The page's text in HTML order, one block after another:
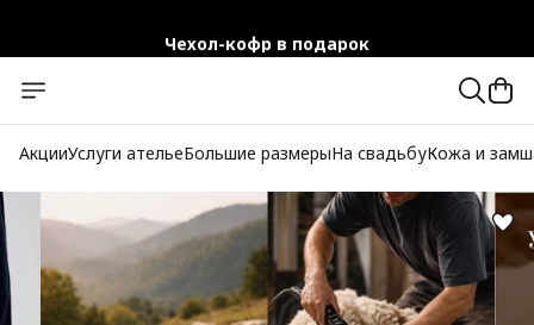
Бесплатная доставка при заказе от 10 000 руб.
АкцииУслуги ательеБольшие размерыНа свадьбуКожа и